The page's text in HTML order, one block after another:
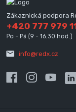
Zákaznická podpora
+420 777 979
Po - Pá (9 - 16.30 hod.)
info@redx.cz